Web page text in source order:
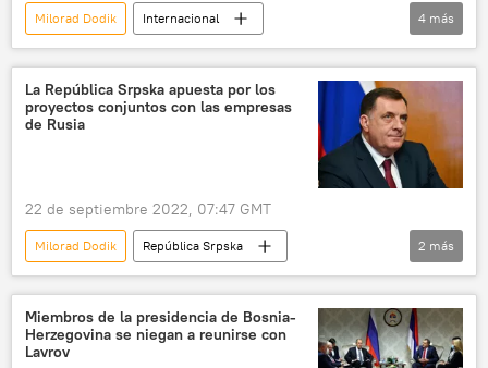
Milorad Dodik
Internacional
República Srpska
🌍 Europa
📰 Proceso unionista de Donetsk, Lugansk, Jersón y Zaporozhie
💬 Entrevistas
4 más
La República Srpska apuesta por los
proyectos conjuntos con las empresas
de Rusia
22 de septiembre 2022, 07:47 GMT
Milorad Dodik
República Srpska
🌍 Europa
Rusia Internacional
2 más
Miembros de la presidencia de Bosnia-
Herzegovina se niegan a reunirse con
Lavrov